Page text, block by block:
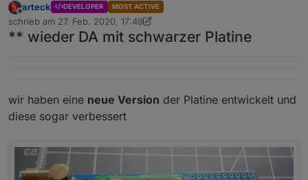
Offline
arteck DEVELOPER MOST ACTIVE
schrieb am 27. Feb. 2020, 17:49
zuletzt editiert von arteck
** wieder DA mit schwarzer Platine
wir haben eine neue Version der Platine entwickelt und
diese sogar verbessert